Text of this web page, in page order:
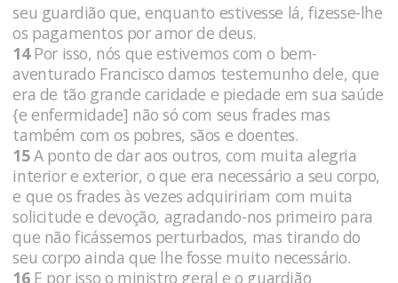
seu guardião que, enquanto estivesse lá, fizesse-lhe
os pagamentos por amor de deus.
14Por isso, nós que estivemos com o bem-
aventurado Francisco damos testemunho dele, que
era de tão grande caridade e piedade em sua saúde
{e enfermidade] não só com seus frades mas
também com os pobres, sãos e doentes.
15A ponto de dar aos outros, com muita alegria
interior e exterior, o que era necessário a seu corpo,
e que os frades às vezes adquiririam com muita
solicitude e devoção, agradando-nos primeiro para
que não ficássemos perturbados, mas tirando do
seu corpo ainda que lhe fosse muito necessário.
16E por isso o ministro geral e o guardião